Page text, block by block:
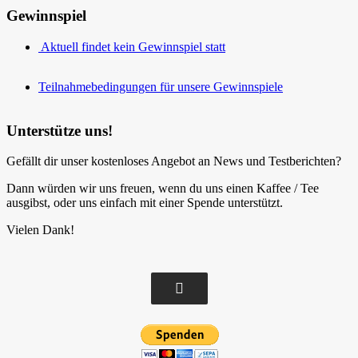
Gewinnspiel
Aktuell findet kein Gewinnspiel statt
Teilnahmebedingungen für unsere Gewinnspiele
Unterstütze uns!
Gefällt dir unser kostenloses Angebot an News und Testberichten?
Dann würden wir uns freuen, wenn du uns einen Kaffee / Tee
ausgibst, oder uns einfach mit einer Spende unterstützt.
Vielen Dank!